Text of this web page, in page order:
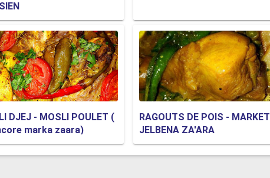
RAGOUTS DE POIS - MARKET
JELBENA ZA'ARA
DJEJ - MOSLI POULET (
marka zaara)